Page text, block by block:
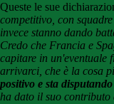
Queste le sue
competitivo, con
invece stanno dando
Credo che Francia e
capitare in un'eventuale
arrivarci, che è la cosa
positivo e sta
ha dato il suo contributo